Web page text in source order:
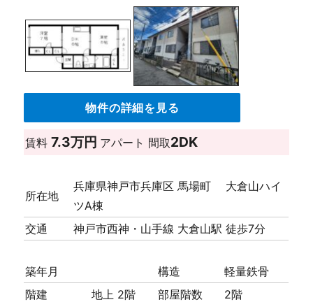
物件の詳細を見る
賃料 7.3万円 アパート 間取2DK
所在地
兵庫県神戸市兵庫区 馬場町 大倉山ハイ
ツA棟
交通
神戸市西神・山手線 大倉山駅 徒歩7分
築年月 構造
軽量鉄骨
階建
地上 2階 部屋階数
2階